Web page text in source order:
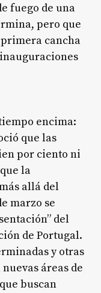
fuego de una
pero que
cancha
encima:
que las
por ciento ni
la
allá del
marzo se
del
de Portugal.
y otras
áreas de
buscan